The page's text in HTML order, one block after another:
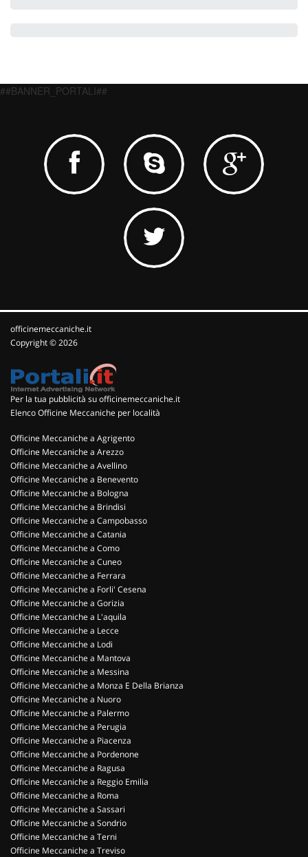
##BANNER_PORTALI##
officinemeccaniche.it
Copyright © 2026
Per la tua pubblicità su officinemeccaniche.it
Elenco Officine Meccaniche per località
Officine Meccaniche a Agrigento
Officine Meccaniche a Arezzo
Officine Meccaniche a Avellino
Officine Meccaniche a Benevento
Officine Meccaniche a Bologna
Officine Meccaniche a Brindisi
Officine Meccaniche a Campobasso
Officine Meccaniche a Catania
Officine Meccaniche a Como
Officine Meccaniche a Cuneo
Officine Meccaniche a Ferrara
Officine Meccaniche a Forli' Cesena
Officine Meccaniche a Gorizia
Officine Meccaniche a L'aquila
Officine Meccaniche a Lecce
Officine Meccaniche a Lodi
Officine Meccaniche a Mantova
Officine Meccaniche a Messina
Officine Meccaniche a Monza E Della Brianza
Officine Meccaniche a Nuoro
Officine Meccaniche a Palermo
Officine Meccaniche a Perugia
Officine Meccaniche a Piacenza
Officine Meccaniche a Pordenone
Officine Meccaniche a Ragusa
Officine Meccaniche a Reggio Emilia
Officine Meccaniche a Roma
Officine Meccaniche a Sassari
Officine Meccaniche a Sondrio
Officine Meccaniche a Terni
Officine Meccaniche a Treviso